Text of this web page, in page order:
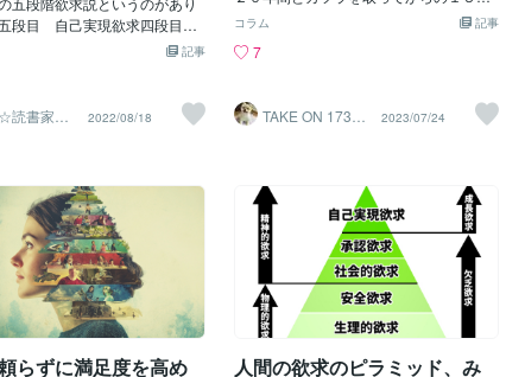
欲求について低い段階から、
欲求 食事・睡眠・排泄
の欲求 安心できる生
命の保証 ③社会的欲求
ミュニティへの所属や、愛さ
自己実現欲求 自分の
性の探求など、己を高めてい
欲求といった順番で満たされ
いうものです。（この更に上
己超越」という段階もあるよ
この５段階を理解して、
分がどこまで満たされている
はどの階層にいるのか？
に、自分の欲求をしっかり見
く、着実に前に進んでいます。 3. 失敗を
なく「成長のチャンス」と考えます。 う
かせる人が成功を掴みます。 4. 自分の価
値観を大切にしている 他人の意見に振り
つことが不可欠です。 5. 環境を味方につ
ける 周りの環境が自分を作ります。 自己
実現できる人は、応援してくれる人とつ
ながり、成長できる環境を選びます。 6.
ネガティブな思考を手放せる 「どうせ無
理」「自分には才能がない」 こんな思考
があると、行動する前に諦めてしまいま
す。
五段目 自己実現欲求四段目
段目 所属欲求二段目 安全
（下の方の欲求）から順番に
くものとされています。三日
ていない人（＝一段目、生存
ませんね（＝四段目、承認欲
日本というのは、このうちの
は、当たり前に満たされてい
。毎日食べるものがあって、
て、猛獣に襲われる心配もな
い布団で寝られる。これだけで
安全欲求まではクリアしてい
で注目してほしいのが、これ
生存欲求と安全欲求）を満た
記事
読書家ヒ
2022/08/18
間を比べてみると、全くの別世界です。
解放感に満たされた現在は、比べ物にな
ハゲている事を恥ずかしいと思っていま
したが、ハゲている事で人を笑わせる事
事を恥ずかしいと思うか、人を笑わせる
事ができるという事に自信を持てるか
は、気持ちの持ちようです。 私が自分
の持っているプライドを捨てようと決心
したのは、実はこの時ではなく、それか
ら約１０年後のことになります。確かに
カツラを取るという事は、一つのプライ
ドを捨てたことになります。しかしそれ
で全てのプライドを捨てられた訳ではな
記事
コラム
7
TAKE ON 17300 2023/07/24
らずに満足度を高め
人間の欲求のピラミッド、み